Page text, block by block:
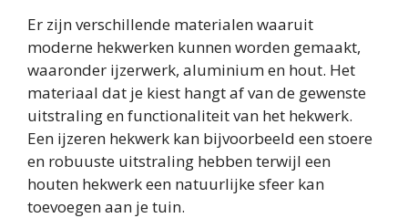
Er zijn verschillende materialen waaruit
moderne hekwerken kunnen worden gemaakt,
waaronder ijzerwerk, aluminium en hout. Het
materiaal dat je kiest hangt af van de gewenste
uitstraling en functionaliteit van het hekwerk.
Een ijzeren hekwerk kan bijvoorbeeld een stoere
en robuuste uitstraling hebben terwijl een
houten hekwerk een natuurlijke sfeer kan
toevoegen aan je tuin.